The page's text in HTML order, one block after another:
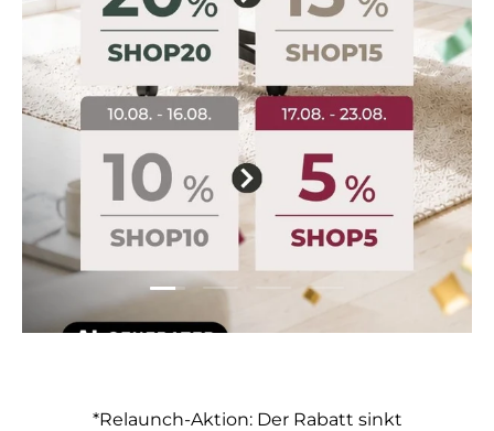
Folie laden 1 von 4
Folie laden 2 von 4
Folie laden 3 von 4
Folie laden 4 von 4
*Relaunch-Aktion: Der Rabatt sinkt